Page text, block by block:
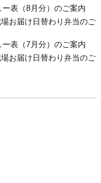
表（8月分）のご案内
お届け日替わり弁当のご
表（7月分）のご案内
お届け日替わり弁当のご